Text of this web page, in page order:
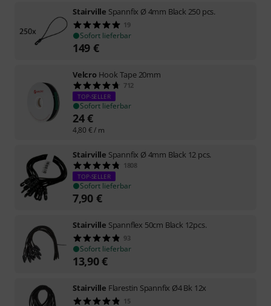
Stairville Spannfix Ø 4mm Black 250 pcs.
19
Sofort lieferbar
149 €
Velcro Hook Tape 20mm
712
TOP-SELLER
Sofort lieferbar
24€
4,80 €/ m
Stairville Spannfix Ø 4mm Black 12 pcs.
1808
TOP-SELLER
Sofort lieferbar
7,90 €
Stairville Spannflex 50cm Black 12pcs.
93
Sofort lieferbar
13,90€
Stairville Flarestin Spannfix Ø4 Bk 12x
15